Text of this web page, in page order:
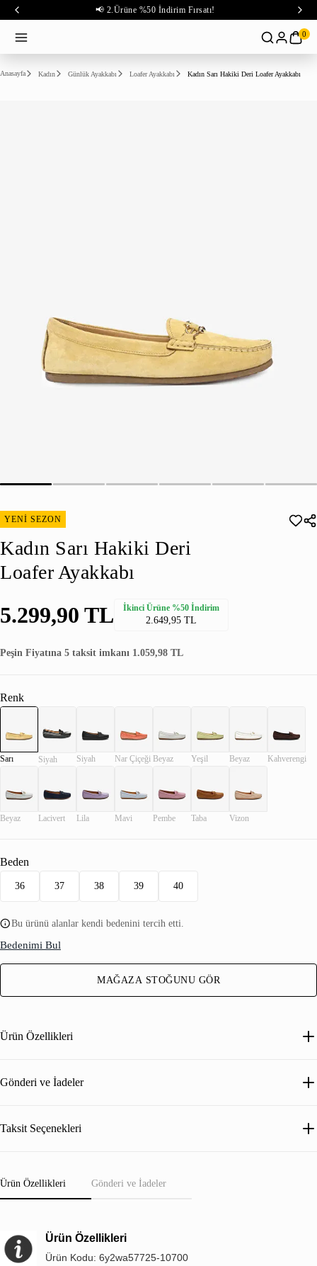
📢 2.Ürüne %50 İndirim Fırsatı!
0
Anasayfa Kadın Günlük Ayakkabı Loafer Ayakkabı Kadın Sarı Hakiki Deri Loafer Ayakkabı
YENİ SEZON
Kadın Sarı Hakiki Deri
Loafer Ayakkabı
5.299,90 TL İkinci Ürüne %50 İndirim
2.649,95 TL
Peşin Fiyatına 5 taksit imkanı 1.059,98 TL
Renk
Sarı Siyah Siyah Nar Çiçeği Beyaz Yeşil Beyaz Kahverengi
Beyaz Lacivert Lila Mavi Pembe Taba Vizon
Beden
36 37 38 39 40
Bu ürünü alanlar kendi bedenini tercih etti.
Bedenimi Bul
MAĞAZA STOĞUNU GÖR
Ürün Özellikleri
Gönderi ve İadeler
Taksit Seçenekleri
Ürün Özellikleri Gönderi ve İadeler
Ürün Özellikleri
Ürün Kodu: 6y2wa57725-10700